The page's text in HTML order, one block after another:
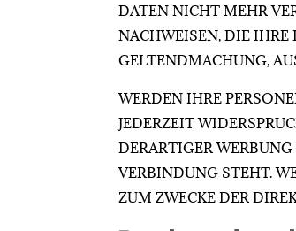
DATEN NICHT MEHR
NACHWEISEN, DIE IHRE
GELTENDMACHUNG,
WERDEN IHRE
JEDERZEIT
DERARTIGER
VERBINDUNG STEHT.
ZUM ZWECKE DER